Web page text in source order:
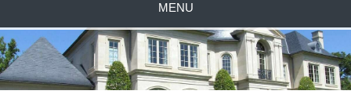
MENU